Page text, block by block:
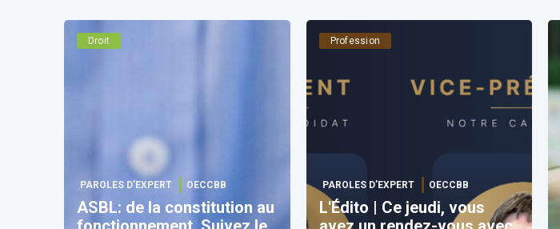
Droit
PAROLES D’EXPERT OECCBB
ASBL: de la constitution au
Profession
PAROLES D’EXPERT OECCBB
L'Édito | Ce jeudi, vous